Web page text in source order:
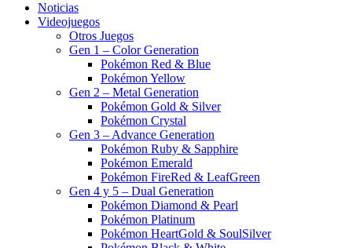
Noticias
Videojuegos
Otros Juegos
Gen 1 – Color Generation
Pokémon Red & Blue
Pokémon Yellow
Gen 2 – Metal Generation
Pokémon Gold & Silver
Pokémon Crystal
Gen 3 – Advance Generation
Pokémon Ruby & Sapphire
Pokémon Emerald
Pokémon FireRed & LeafGreen
Gen 4 y 5 – Dual Generation
Pokémon Diamond & Pearl
Pokémon Platinum
Pokémon HeartGold & SoulSilver